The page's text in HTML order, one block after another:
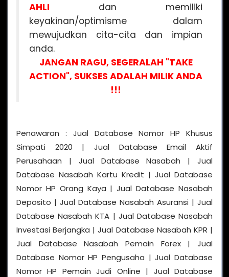
AHLI dan memiliki
keyakinan/optimisme dalam
mewujudkan cita-cita dan impian
anda.
JANGAN RAGU, SEGERALAH "TAKE
ACTION", SUKSES ADALAH MILIK ANDA
!!!
Penawaran : Jual Database Nomor HP Khusus
Simpati 2020 | Jual Database Email Aktif
Perusahaan | Jual Database Nasabah | Jual
Database Nasabah Kartu Kredit | Jual Database
Nomor HP Orang Kaya | Jual Database Nasabah
Deposito | Jual Database Nasabah Asuransi | Jual
Database Nasabah KTA | Jual Database Nasabah
Investasi Berjangka | Jual Database Nasabah KPR |
Jual Database Nasabah Pemain Forex | Jual
Database Nomor HP Pengusaha | Jual Database
Nomor HP Pemain Judi Online | Jual Database